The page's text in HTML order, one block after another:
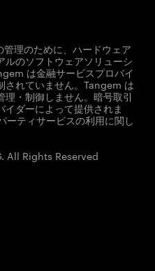
理のために、ハードウェア
ルのソフトウェアソリューシ
は金融サービスプロバイ
されていません。Tangem は
・制御しません。暗号取引
ダーによって提供されま
ティサービスの利用に関し